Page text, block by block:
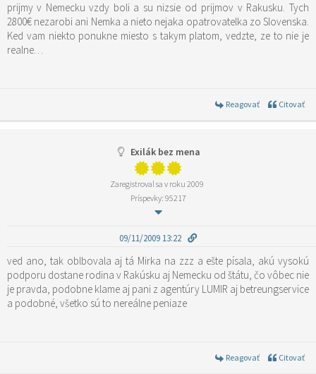
prijmy v Nemecku vzdy boli a su nizsie od prijmov v Rakusku. Tych
2800€ nezarobi ani Nemka a nieto nejaka opatrovatelka zo Slovenska.
Ked vam niekto ponukne miesto s takym platom, vedzte, ze to nie je
realne…
Reagovať Citovať
Exilák bez mena
Zaregistroval sa v roku 2009
Príspevky: 95217
09/11/2009 13:22
ved ano, tak oblbovala aj tá Mirka na zzz a ešte písala, akú vysokú
podporu dostane rodina v Rakúsku aj Nemecku od štátu, čo vôbec nie
je pravda, podobne klame aj pani z agentúry LUMIR aj betreungservice
a podobné, všetko sú to nereálne peniaze
Reagovať Citovať